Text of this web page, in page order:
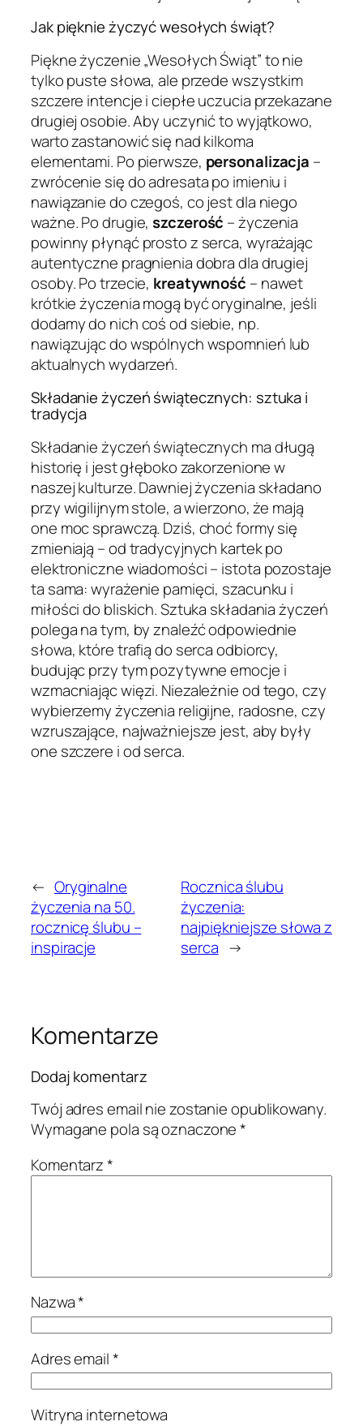
Jak pięknie życzyć wesołych świąt?
Piękne życzenie „Wesołych Świąt” to nie
tylko puste słowa, ale przede wszystkim
szczere intencje i ciepłe uczucia przekazane
drugiej osobie. Aby uczynić to wyjątkowo,
warto zastanowić się nad kilkoma
elementami. Po pierwsze, personalizacja –
zwrócenie się do adresata po imieniu i
nawiązanie do czegoś, co jest dla niego
ważne. Po drugie,szczerość – życzenia
powinny płynąć prosto z serca, wyrażając
autentyczne pragnienia dobra dla drugiej
osoby. Po trzecie, kreatywność – nawet
krótkie życzenia mogą być oryginalne, jeśli
dodamy do nich coś od siebie, np.
nawiązując do wspólnych wspomnień lub
aktualnych wydarzeń.
Składanie życzeń świątecznych: sztuka i
tradycja
Składanie życzeń świątecznych ma długą
historię i jest głęboko zakorzenione w
naszej kulturze. Dawniej życzenia składano
przy wigilijnym stole, a wierzono, że mają
one moc sprawczą. Dziś, choć formy się
zmieniają – od tradycyjnych kartek po
elektroniczne wiadomości – istota pozostaje
ta sama: wyrażenie pamięci, szacunku i
miłości do bliskich. Sztuka składania życzeń
polega na tym, by znaleźć odpowiednie
słowa, które trafią do serca odbiorcy,
budując przy tym pozytywne emocje i
wzmacniając więzi. Niezależnie od tego, czy
wybierzemy życzenia religijne, radosne, czy
wzruszające, najważniejsze jest, aby były
one szczere i od serca.
← Oryginalne
życzenia na 50.
rocznicę ślubu –
inspiracje
Rocznica ślubu
życzenia:
najpiękniejsze słowa z
serca →
Komentarze
Dodaj komentarz
Twój adres email nie zostanie opublikowany.
Wymagane pola są oznaczone*
Komentarz*
Nazwa*
Adres email*
Witryna internetowa